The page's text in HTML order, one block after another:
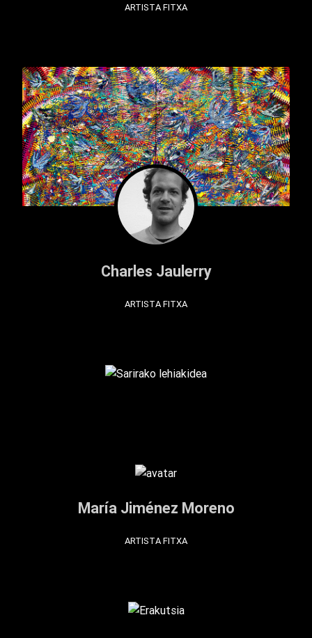
ARTISTA FITXA
Charles Jaulerry
ARTISTA FITXA
María Jiménez Moreno
ARTISTA FITXA